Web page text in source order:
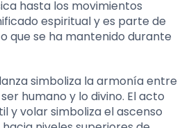
hasta los movimientos
espiritual y es parte de
que se ha mantenido durante
simboliza la armonía entre
humano y lo divino. El acto
y volar simboliza el ascenso